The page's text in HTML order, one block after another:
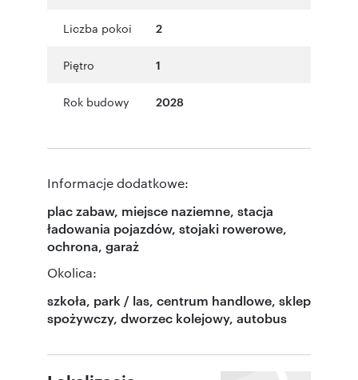
Liczba pokoi 2
Piętro 1
Rok budowy 2028
Informacje dodatkowe:
plac zabaw, miejsce naziemne, stacja
ładowania pojazdów, stojaki rowerowe,
ochrona, garaż
Okolica:
szkoła, park / las, centrum handlowe, sklep
spożywczy, dworzec kolejowy, autobus